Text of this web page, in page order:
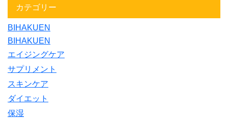
カテゴリー
BIHAKUEN
BIHAKUEN
エイジングケア
サプリメント
スキンケア
ダイエット
保湿